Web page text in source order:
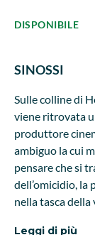
DISPONIBILE
SINOSSI
Sulle colline di
viene ritrovata
produttore
ambiguo la cui
pensare che si
dell’omicidio, la
nella tasca
Leggi di più